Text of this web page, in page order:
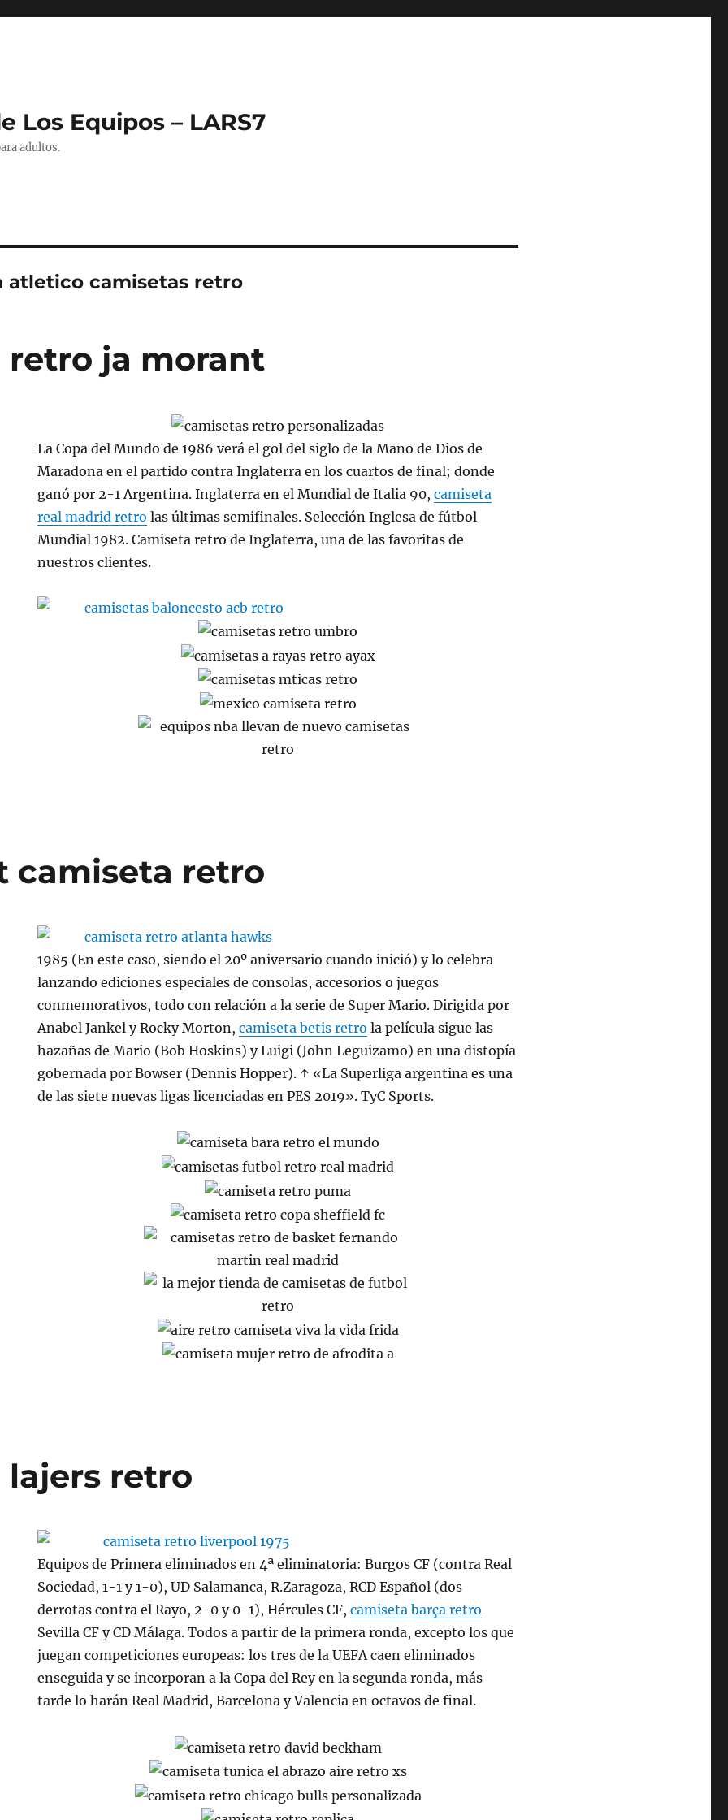
Los Equipos – LARS7
adultos.
atletico camisetas retro
retro ja morant
La Copa del Mundo de 1986 verá el gol del siglo de la Mano de Dios de
Maradona en el partido contra Inglaterra en los cuartos de final; donde
ganó por 2-1 Argentina. Inglaterra en el Mundial de Italia 90,camiseta
real madrid retro las últimas semifinales. Selección Inglesa de fútbol
Mundial 1982. Camiseta retro de Inglaterra, una de las favoritas de
nuestros clientes.
camiseta retro
1985 (En este caso, siendo el 20º aniversario cuando inició) y lo celebra
lanzando ediciones especiales de consolas, accesorios o juegos
conmemorativos, todo con relación a la serie de Super Mario. Dirigida por
Anabel Jankel y Rocky Morton,camiseta betis retro la película sigue las
hazañas de Mario (Bob Hoskins) y Luigi (John Leguizamo) en una distopía
gobernada por Bowser (Dennis Hopper). ↑ «La Superliga argentina es una
de las siete nuevas ligas licenciadas en PES 2019». TyC Sports.
retro
Equipos de Primera eliminados en 4ª eliminatoria: Burgos CF (contra Real
Sociedad, 1-1 y 1-0), UD Salamanca, R.Zaragoza, RCD Español (dos
derrotas contra el Rayo, 2-0 y 0-1), Hércules CF,camiseta barça retro
Sevilla CF y CD Málaga. Todos a partir de la primera ronda, excepto los que
juegan competiciones europeas: los tres de la UEFA caen eliminados
enseguida y se incorporan a la Copa del Rey en la segunda ronda, más
tarde lo harán Real Madrid, Barcelona y Valencia en octavos de final.